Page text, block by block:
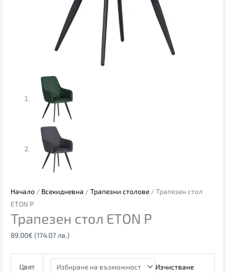
Начало / Всекидневна /Трапезни столове / Трапезен стол
ETON P
Трапезен стол ETON P
89.00€ (174.07 лв.)
Цвят Изчистване